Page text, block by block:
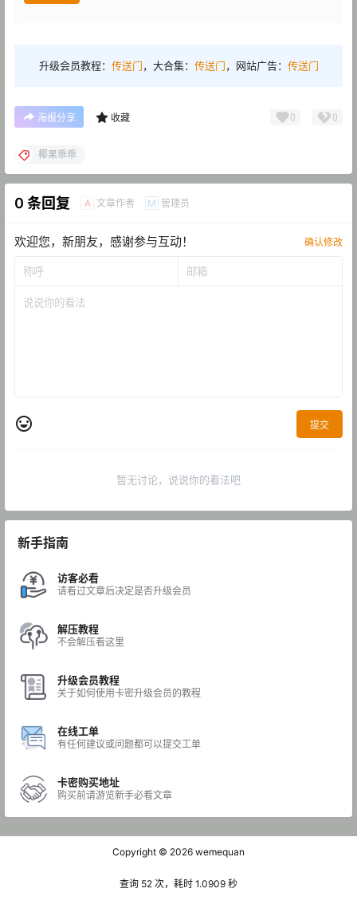
升级会员教程： 传送门，大合集： 传送门，网站广告： 传送门
海报分享 收藏 0 0
椰果乖乖
0 条回复 A 文章作者 M 管理员
欢迎您，新朋友，感谢参与互动！ 确认修改
提交
暂无讨论，说说你的看法吧
新手指南
访客必看
请看过文章后决定是否升级会员
解压教程
不会解压看这里
升级会员教程
关于如何使用卡密升级会员的教程
在线工单
有任何建议或问题都可以提交工单
卡密购买地址
购买前请游览新手必看文章
Copyright © 2026 wemequan
查询 52 次，耗时 1.0909 秒